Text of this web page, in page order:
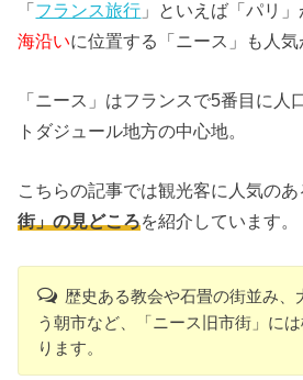
「フランス旅行 」といえば「パリ
海沿いに位置する「ニース」も人気
「ニース」はフランスで5番目に人
トダジュール地方の中心地。
こちらの記事では観光客に人気の
街」の見どころを紹介しています。
歴史ある教会や石畳の街並み、
う朝市など、「ニース旧市街」に
ります。